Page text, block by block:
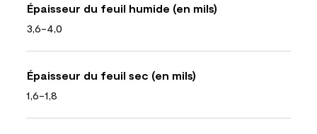
Épaisseur du feuil humide (en mils)
3,6-4,0
Épaisseur du feuil sec (en mils)
1,6-1,8